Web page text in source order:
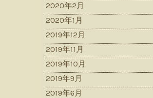
2020年2月
2020年1月
2019年12月
2019年11月
2019年10月
2019年9月
2019年6月